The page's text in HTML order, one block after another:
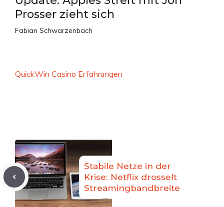
Prosser zieht sich
Fabian Schwarzenbach
QuickWin Casino Erfahrungen
Stabile Netze in der
Krise: Netflix drosselt
Streamingbandbreite